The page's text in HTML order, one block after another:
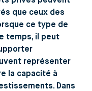
que ceux des
ce type de
temps, il peut
représenter
la capacité à
Dans